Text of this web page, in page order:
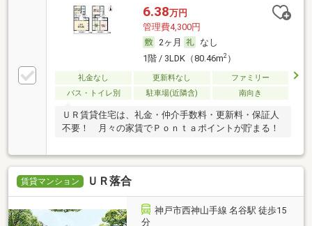
6.38万円
管理費4,300円
2ヶ月
なし
1階 / 3LDK（80.46m2）
礼金なし 更新料なし
ファミリー
バス・トイレ別
駐車場(近隣含) 南向き
ＵＲ賃貸住宅は、礼金・仲介手数料・更新料・保証人
不要！ 月々の家賃でＰｏｎｔａポイントが貯まる！
賃貸マンション ＵＲ落合
神戸市西神山手線 名谷駅 徒歩15
分